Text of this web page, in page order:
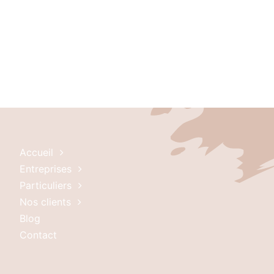
Accueil
Entreprises
Particuliers
Nos clients
Blog
Contact